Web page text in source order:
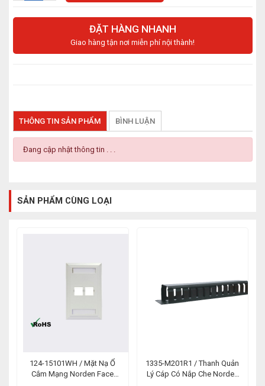
ĐẶT HÀNG NHANH
Giao hàng tận nơi miễn phí nội thành!
THÔNG TIN SẢN PHẨM BÌNH LUẬN
Đang cập nhật thông tin . . .
SẢN PHẨM CÙNG LOẠI
124-15101WH / Mặt Nạ Ổ
Cắm Mạng Norden Face
1335-M201R1 / Thanh Quản
Lý Cáp Có Nắp Che Norden